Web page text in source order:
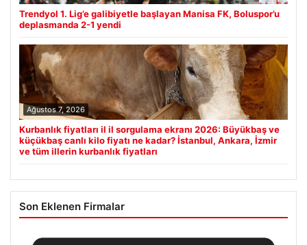
Trendyol 1. Lig’e galibiyetle başlayan Manisa FK, Boluspor’u
deplasmanda 2-1 yendi
Ağustos 7, 2026
Kurbanlık fiyatları il il sorgulama ekranı 2026: Büyükbaş ve
küçükbaş canlı kilo fiyatı ne kadar? İstanbul, Ankara, İzmir
ve tüm illerin kurbanlık fiyatları
Son Eklenen Firmalar